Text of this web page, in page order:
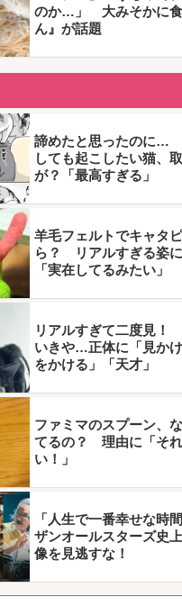
のか…」 大みそかに食
ん』が話題
諦めたと思ったのに…
しても起こしたい猫、
が？「最高すぎる」
羊毛フェルトでキャタ
ら？ リアルすぎる姿に
「実在してるみたい」
リアルすぎて二度見！
いきや…正体に「見か
をかける」「天才」
ファミマのスプーン、
てるの？ 理由に「そ
い！」
「人生で一番幸せな
ザンオールスターズ史
像を見逃すな！